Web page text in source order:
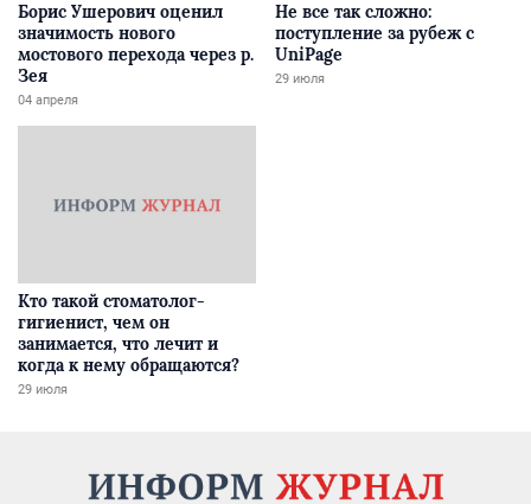
Борис Ушерович оценил
значимость нового
мостового перехода через р.
Зея
04 апреля
Не все так сложно:
поступление за рубеж с
UniPage
29 июля
Кто такой стоматолог-
гигиенист, чем он
занимается, что лечит и
когда к нему обращаются?
29 июля